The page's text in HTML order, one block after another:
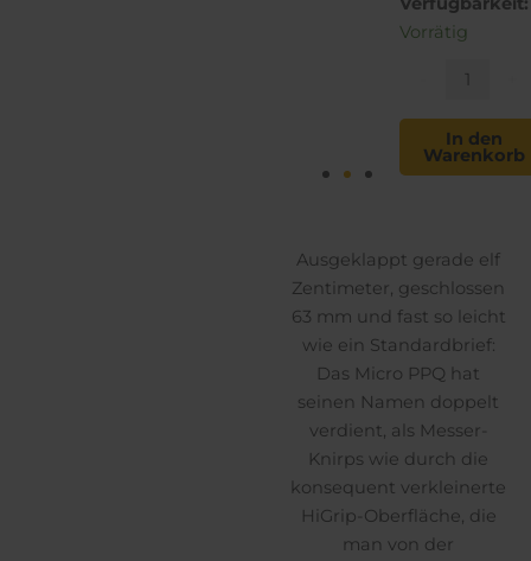
Vorrätig
PPQ
Menge
In den
Warenkorb
Ausgeklappt gerade elf
Zentimeter, geschlossen
63 mm und fast so leicht
wie ein Standardbrief:
Das Micro PPQ hat
seinen Namen doppelt
verdient, als Messer-
Knirps wie durch die
konsequent verkleinerte
HiGrip-Oberfläche, die
man von der